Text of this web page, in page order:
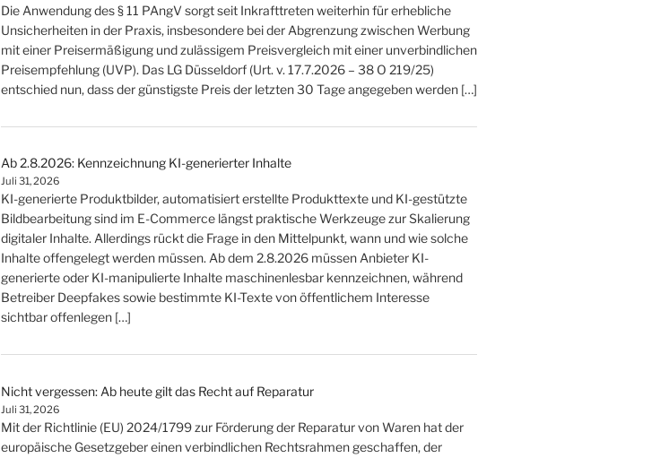
Die Anwendung des § 11 PAngV sorgt seit Inkrafttreten weiterhin für erhebliche
Unsicherheiten in der Praxis, insbesondere bei der Abgrenzung zwischen Werbung
mit einer Preisermäßigung und zulässigem Preisvergleich mit einer unverbindlichen
Preisempfehlung (UVP). Das LG Düsseldorf (Urt. v. 17.7.2026 – 38 O 219/25)
entschied nun, dass der günstigste Preis der letzten 30 Tage angegeben werden […]
Ab 2.8.2026: Kennzeichnung KI-generierter Inhalte
Juli 31, 2026
KI-generierte Produktbilder, automatisiert erstellte Produkttexte und KI-gestützte
Bildbearbeitung sind im E-Commerce längst praktische Werkzeuge zur Skalierung
digitaler Inhalte. Allerdings rückt die Frage in den Mittelpunkt, wann und wie solche
Inhalte offengelegt werden müssen. Ab dem 2.8.2026 müssen Anbieter KI-
generierte oder KI-manipulierte Inhalte maschinenlesbar kennzeichnen, während
Betreiber Deepfakes sowie bestimmte KI-Texte von öffentlichem Interesse
sichtbar offenlegen […]
Nicht vergessen: Ab heute gilt das Recht auf Reparatur
Juli 31, 2026
Mit der Richtlinie (EU) 2024/1799 zur Förderung der Reparatur von Waren hat der
europäische Gesetzgeber einen verbindlichen Rechtsrahmen geschaffen, der